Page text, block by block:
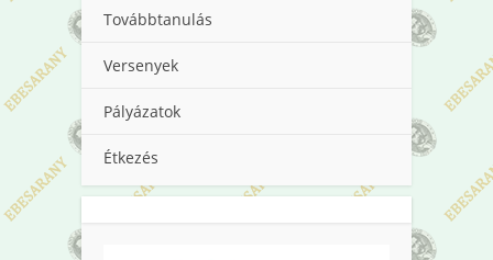
Továbbtanulás
Versenyek
Pályázatok
Étkezés